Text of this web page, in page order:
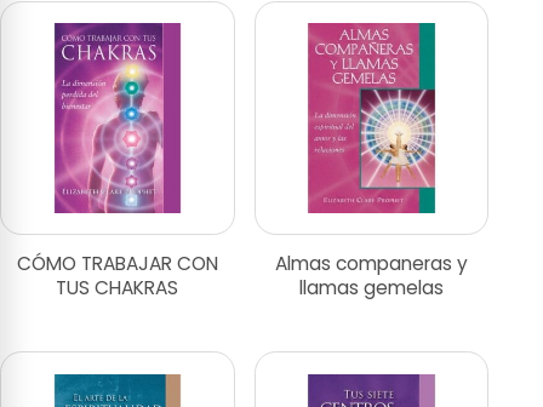
CÓMO TRABAJAR CON
TUS CHAKRAS
Almas companeras y
llamas gemelas